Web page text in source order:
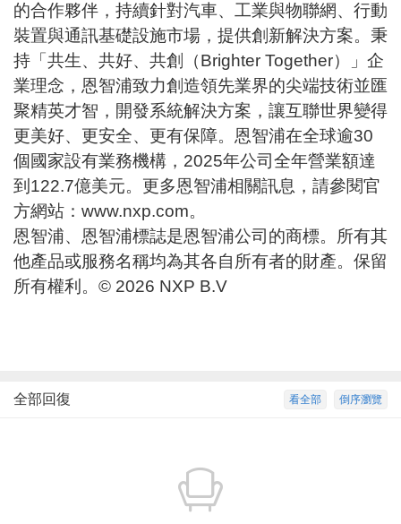
的合作夥伴，持續針對汽車、工業與物聯網、行動
裝置與通訊基礎設施市場，提供創新解決方案。秉
持「共生、共好、共創（Brighter Together）」企
業理念，恩智浦致力創造領先業界的尖端技術並匯
聚精英才智，開發系統解決方案，讓互聯世界變得
更美好、更安全、更有保障。恩智浦在全球逾30
個國家設有業務機構，2025年公司全年營業額達
到122.7億美元。更多恩智浦相關訊息，請參閱官
方網站： www.nxp.com。
恩智浦、恩智浦標誌是恩智浦公司的商標。所有其
他產品或服務名稱均為其各自所有者的財產。保留
所有權利。© 2026 NXP B.V
倒序瀏覽
看全部
全部回復